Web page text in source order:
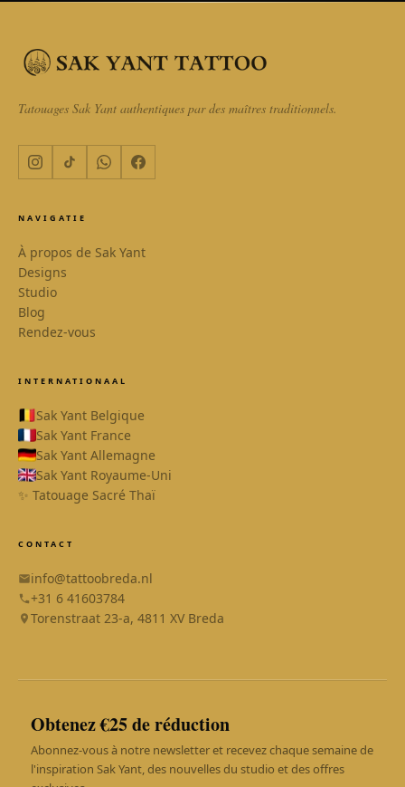
Tatouages Sak Yant authentiques par des maîtres traditionnels.
NAVIGATIE
À propos de Sak Yant
Designs
Studio
Blog
Rendez-vous
INTERNATIONAAL
Sak Yant Belgique
Sak Yant France
Sak Yant Allemagne
Sak Yant Royaume-Uni
✨ Tatouage Sacré Thaï
CONTACT
info@tattoobreda.nl
+31 6 41603784
Torenstraat 23-a, 4811 XV Breda
Obtenez €25 de réduction
Abonnez-vous à notre newsletter et recevez chaque semaine de
l'inspiration Sak Yant, des nouvelles du studio et des offres
SAK YANT En ligne